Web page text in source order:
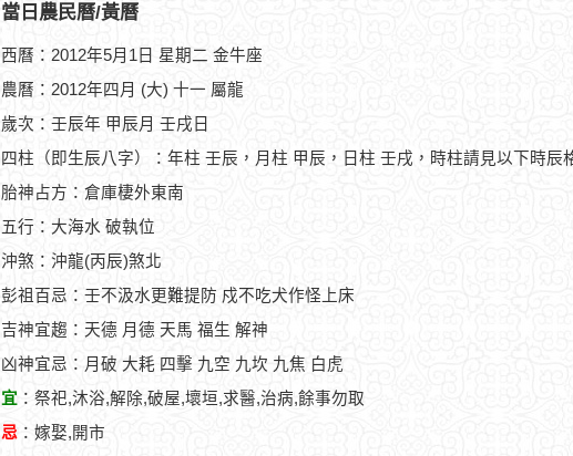
當日農民曆/黃曆
西曆：2012年5月1日 星期二 金牛座
農曆：2012年四月 (大) 十一 屬龍
歲次：壬辰年 甲辰月 壬戌日
四柱（即生辰八字）：年柱 壬辰，月柱 甲辰，日柱 壬戌，時柱請見以下時辰
胎神占方：倉庫棲外東南
五行：大海水 破執位
沖煞：沖龍(丙辰)煞北
彭祖百忌：壬不汲水更難提防 戍不吃犬作怪上床
吉神宜趨：天德 月德 天馬 福生 解神
凶神宜忌：月破 大耗 四擊 九空 九坎 九焦 白虎
宜 ：祭祀,沐浴,解除,破屋,壞垣,求醫,治病,餘事勿取
忌 ：嫁娶,開市